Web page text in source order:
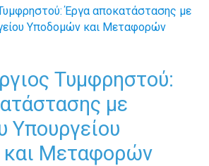
Τυμφρηστού:
με
Υπουργείου
Μεταφορών